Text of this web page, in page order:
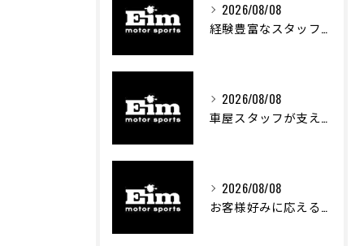
2026/08/08
経験豊富なスタッフが創る車屋の魅力と技術
2026/08/08
車屋スタッフが支える車両カスタムの魅力と技術進化
2026/08/08
お客様好みに応える中古車選びのポイント